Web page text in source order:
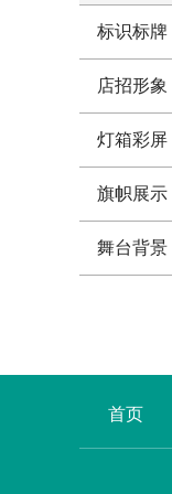
标识标牌
店招形象
灯箱彩屏
旗帜展示
舞台背景
首页